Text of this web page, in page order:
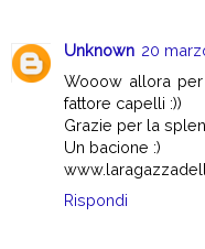
Unknown 20
Wooow allora
fattore capelli :))
Grazie per la
Un bacione :)
Rispondi